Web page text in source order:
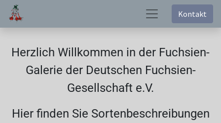
Kontakt
Herzlich Willkommen in der Fuchsien-
Galerie der Deutschen Fuchsien-
Gesellschaft e.V.
Hier finden Sie Sortenbeschreibungen